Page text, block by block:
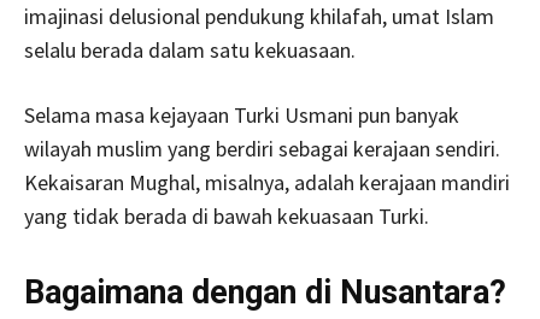
imajinasi delusional pendukung khilafah, umat Islam
selalu berada dalam satu kekuasaan.
Selama masa kejayaan Turki Usmani pun banyak
wilayah muslim yang berdiri sebagai kerajaan sendiri.
Kekaisaran Mughal, misalnya, adalah kerajaan mandiri
yang tidak berada di bawah kekuasaan Turki.
Bagaimana dengan di Nusantara?